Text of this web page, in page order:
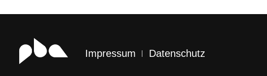
Impressum Datenschutz